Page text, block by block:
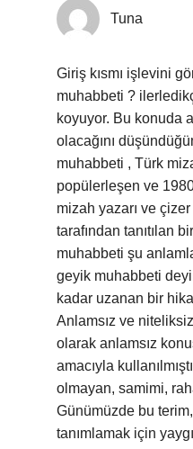
Tuna
Giriş kısmı işlevini
muhabbeti ?
koyuyor. Bu konuda
olacağını
muhabbeti , Türk
popülerleşen ve
mizah yazarı ve
tarafından tanıtılan
muhabbeti şu
geyik muhabbeti
kadar uzanan bir
Anlamsız ve
olarak anlamsız
amacıyla
olmayan, samimi,
Günümüzde bu
tanımlamak için